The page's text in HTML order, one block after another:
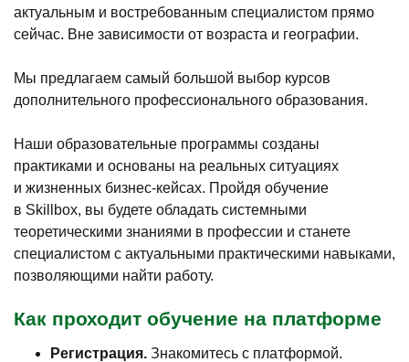
актуальным и востребованным специалистом прямо
сейчас. Вне зависимости от возраста и географии.
Мы предлагаем самый большой выбор курсов
дополнительного профессионального образования.
Наши образовательные программы созданы
практиками и основаны на реальных ситуациях
и жизненных бизнес-кейсах. Пройдя обучение
в Skillbox, вы будете обладать системными
теоретическими знаниями в профессии и станете
специалистом с актуальными практическими навыками,
позволяющими найти работу.
Как проходит обучение на платформе
Регистрация. Знакомитесь с платформой.